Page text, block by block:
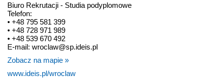
Biuro Rekrutacji - Studia podyplomowe
Telefon:
• +48 795 581 399
• +48 728 971 989
• +48 539 670 492
E-mail: wroclaw@sp.ideis.pl
Zobacz na mapie »
www.ideis.pl/wroclaw